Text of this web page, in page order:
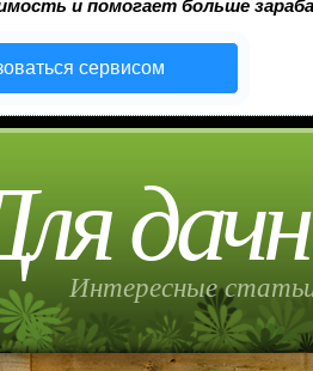
и помогает больше
сервисом
Интересные